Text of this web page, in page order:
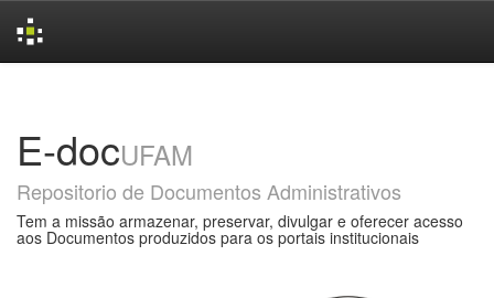
E-docUFAM
Repositorio de Documentos Administrativos
Tem a missão armazenar, preservar, divulgar e oferecer acesso
aos Documentos produzidos para os portais institucionais